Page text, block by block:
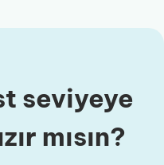
seviyeye
mısın?